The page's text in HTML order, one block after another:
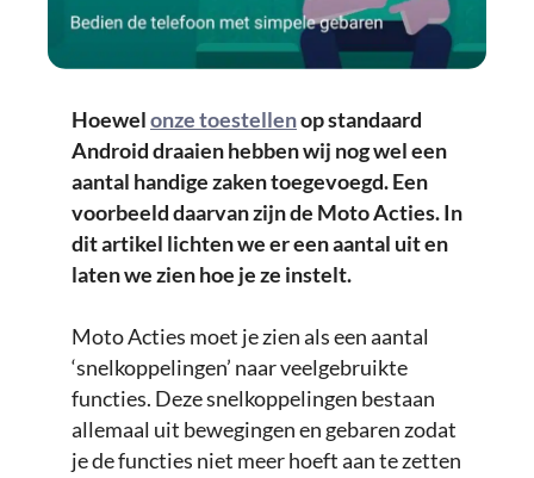
Hoewelonze toestellenop standaard
Android draaien hebben wij nog wel een
aantal handige zaken toegevoegd. Een
voorbeeld daarvan zijn de Moto Acties. In
dit artikel lichten we er een aantal uit en
laten we zien hoe je ze instelt.
Moto Acties moet je zien als een aantal
‘snelkoppelingen’ naar veelgebruikte
functies. Deze snelkoppelingen bestaan
allemaal uit bewegingen en gebaren zodat
je de functies niet meer hoeft aan te zetten